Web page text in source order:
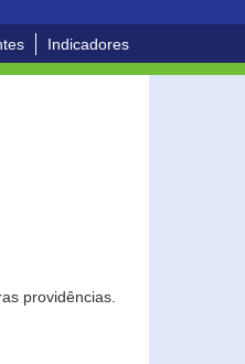
Indicadores
providências.